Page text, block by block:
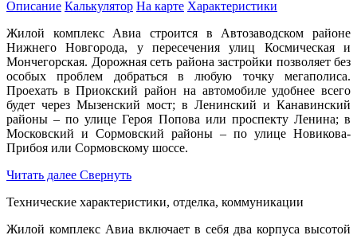
Описание Калькулятор На карте Характеристики
Жилой комплекс Авиа строится в Автозаводском районе
Нижнего Новгорода, у пересечения улиц Космическая и
Мончегорская. Дорожная сеть района застройки позволяет без
особых проблем добраться в любую точку мегаполиса.
Проехать в Приокский район на автомобиле удобнее всего
будет через Мызенский мост; в Ленинский и Канавинский
районы – по улице Героя Попова или проспекту Ленина; в
Московский и Сормовский районы – по улице Новикова-
Прибоя или Сормовскому шоссе.
Читать далее Свернуть
Технические характеристики, отделка, коммуникации
Жилой комплекс Авиа включает в себя два корпуса высотой